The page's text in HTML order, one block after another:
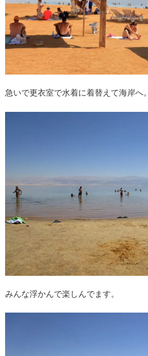
急いで更衣室で水着に着替えて海岸へ。
みんな浮かんで楽しんでます。